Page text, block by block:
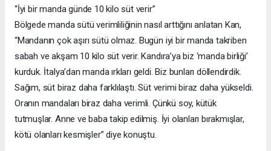
“İyi bir manda günde 10 kilo süt verir”
Bölgede manda sütü verimliliğinin nasıl arttığını anlatan Kan,
“Mandanın çok aşırı sütü olmaz. Bugün iyi bir manda takriben
sabah ve akşam 10 kilo süt verir. Kandıra’ya biz ‘manda birliği’
kurduk. İtalya’dan manda ırkları geldi. Biz bunları döllendirdik.
Sağım, süt biraz daha farklılaştı. Süt verimi biraz daha yükseldi.
Oranın mandaları biraz daha verimli. Çünkü soy, kütük
tutmuşlar. Anne ve baba takip edilmiş. İyi olanları bırakmışlar,
kötü olanları kesmişler” diye konuştu.